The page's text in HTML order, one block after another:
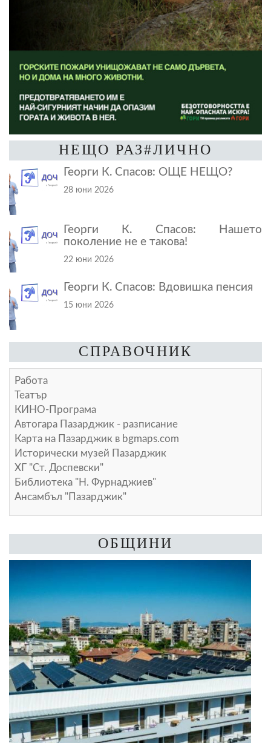
НЕЩО РАЗ#ЛИЧНО
Георги К. Спасов: ОЩЕ НЕЩО?
28 юни 2026
Георги К. Спасов: Нашето
поколение не е такова!
22 юни 2026
Георги К. Спасов: Вдовишка пенсия
15 юни 2026
СПРАВОЧНИК
Работа
Театър
КИНО-Програма
Автогара Пазарджик - разписание
Карта на Пазарджик в bgmaps.com
Исторически музей Пазарджик
ХГ "Ст. Доспевски"
Библиотека "Н. Фурнаджиев"
Ансамбъл "Пазарджик"
ОБЩИНИ